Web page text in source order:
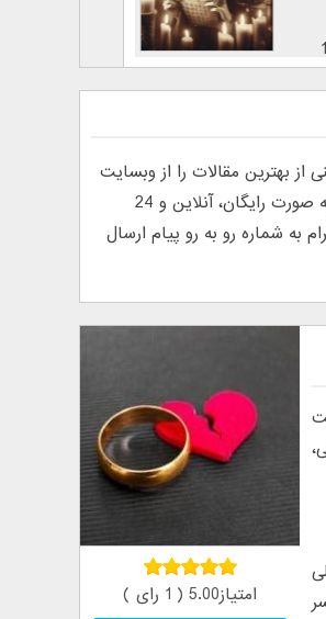
147185
مقالات را از وبسایت
های فارسی و انگلیسی پیدا کرده و منتشر می کند. به دلیل درخواست خوانندگان مبنی بر معرفی روانشناس آنلاین، ما تیم نوین بینش را معرفی می کنیم که به صورت رایگان، آنلاین و 24
شماره رو به رو پیام ارسال
امتیاز5.00 ( 1 رای )